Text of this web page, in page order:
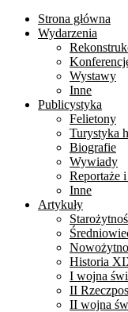
Strona główna
Wydarzenia
Wystawy
Inne
Publicystyka
Felietony
Turystyka
Biografie
Wywiady
Reportaże
Inne
Artykuły
Historia
I wojna
II
II wojna